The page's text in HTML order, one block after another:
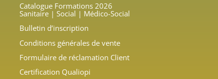
Catalogue Formations 2026
Sanitaire | Social | Médico-Social
Bulletin d’inscription
Conditions générales de vente
Formulaire de réclamation Client
Certification Qualiopi